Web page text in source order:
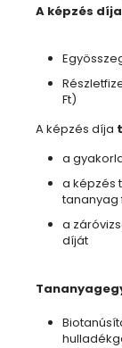
A képzés
Ft)
A képzés díja
a
a képzés
tananyag
a
díját